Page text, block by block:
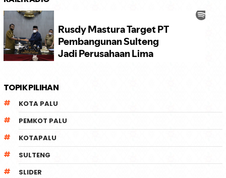
TOPIK PILIHAN
KOTA PALU
PEMKOT PALU
KOTAPALU
SULTENG
SLIDER